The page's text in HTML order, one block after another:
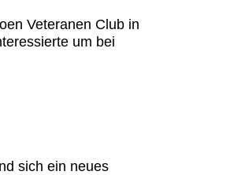
Veteranen Club in
um bei
sich ein neues